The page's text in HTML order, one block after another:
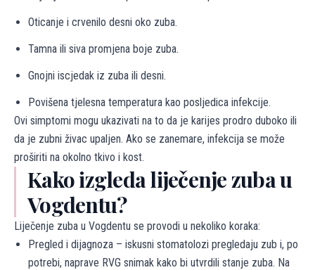
Oticanje i crvenilo desni oko zuba.
Tamna ili siva promjena boje zuba.
Gnojni iscjedak iz zuba ili desni.
Povišena tjelesna temperatura kao posljedica infekcije.
Ovi simptomi mogu ukazivati na to da je karijes prodro duboko ili
da je zubni živac upaljen. Ako se zanemare, infekcija se može
proširiti na okolno tkivo i kost.
Kako izgleda liječenje zuba u
Vogdentu?
Liječenje zuba u Vogdentu se provodi u nekoliko koraka:
Pregled i dijagnoza – iskusni stomatolozi pregledaju zub i, po
potrebi, naprave RVG snimak kako bi utvrdili stanje zuba. Na